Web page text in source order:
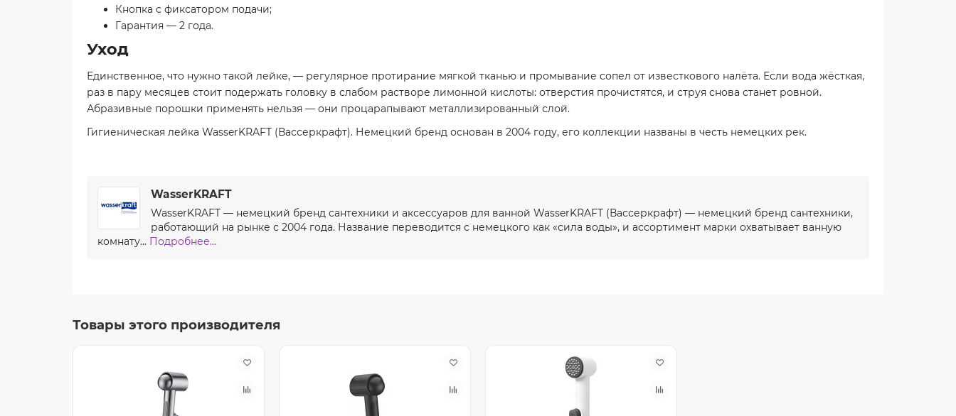
Кнопка с фиксатором подачи;
Гарантия — 2 года.
Уход
Единственное, что нужно такой лейке, — регулярное протирание мягкой тканью и промывание сопел от известкового налёта. Если вода жёсткая,
раз в пару месяцев стоит подержать головку в слабом растворе лимонной кислоты: отверстия прочистятся, и струя снова станет ровной.
Абразивные порошки применять нельзя — они процарапывают металлизированный слой.
Гигиеническая лейка WasserKRAFT (Вассеркрафт). Немецкий бренд основан в 2004 году, его коллекции названы в честь немецких рек.
WasserKRAFT
WasserKRAFT — немецкий бренд сантехники и аксессуаров для ванной WasserKRAFT (Вассеркрафт) — немецкий бренд сантехники,
работающий на рынке с 2004 года. Название переводится с немецкого как «сила воды», и ассортимент марки охватывает ванную
комнату... Подробнее...
Товары этого производителя